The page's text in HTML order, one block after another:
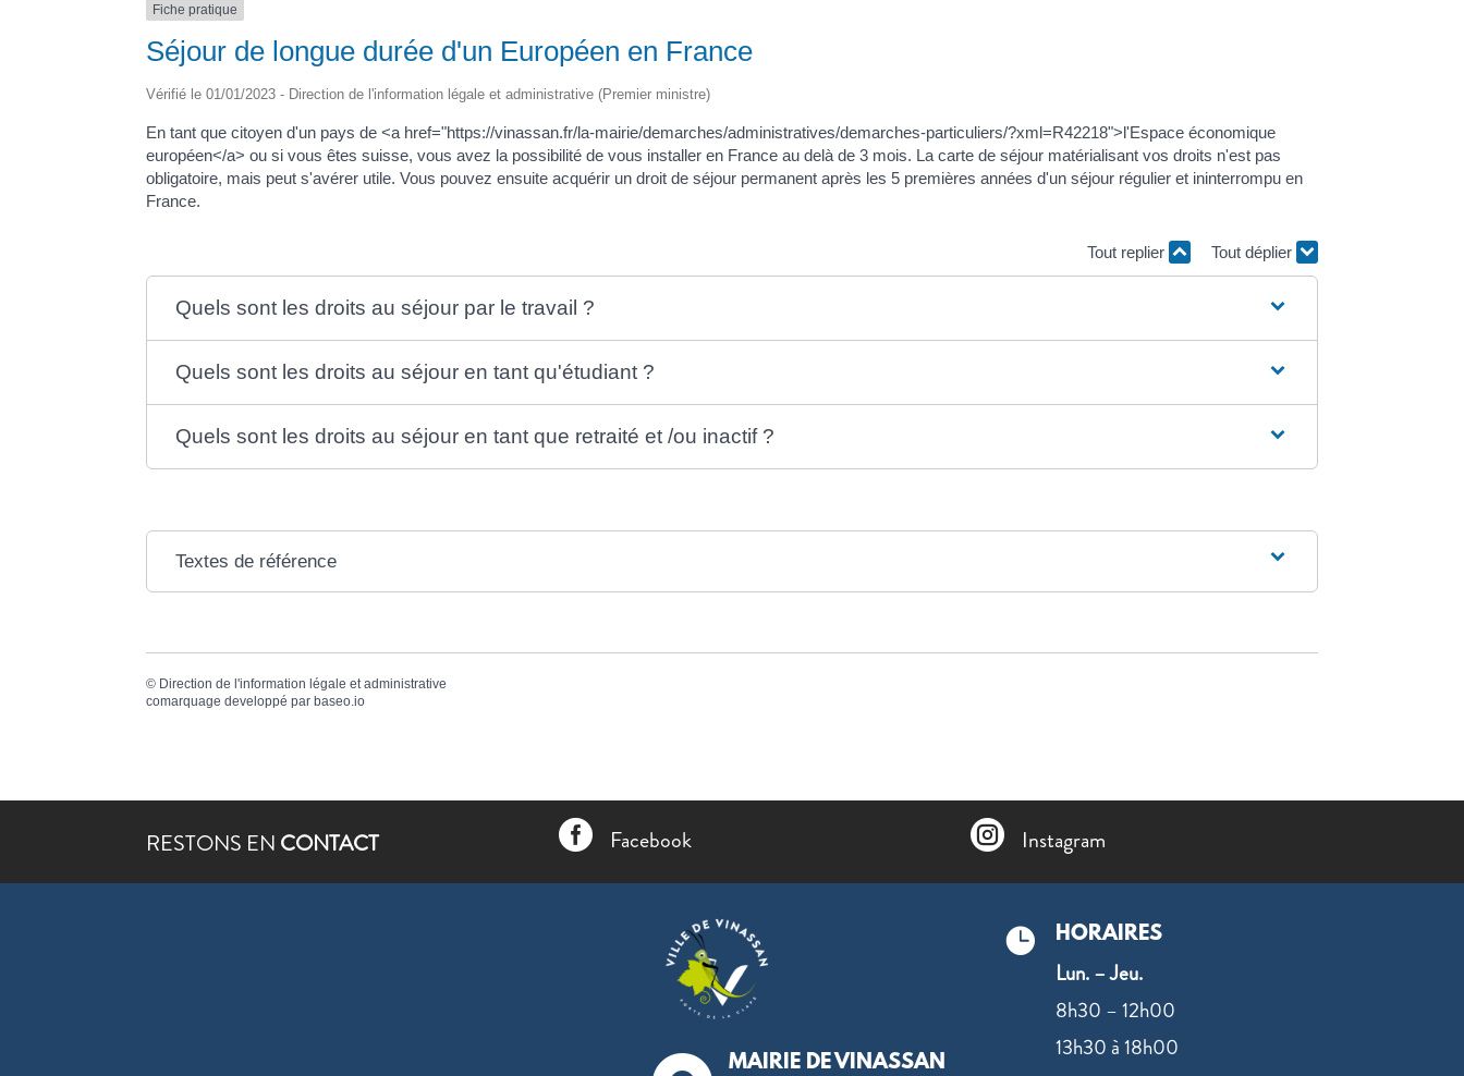
Fiche pratique
Séjour de longue durée d'un Européen en France
Vérifié le 01/01/2023 - Direction de l'information légale et administrative (Premier ministre)
En tant que citoyen d'un pays de <a href="https://vinassan.fr/la-mairie/demarches/administratives/demarches-particuliers/?xml=R42218">l'Espace économique
européen</a> ou si vous êtes suisse, vous avez la possibilité de vous installer en France au delà de 3 mois. La carte de séjour matérialisant vos droits n'est pas
obligatoire, mais peut s'avérer utile. Vous pouvez ensuite acquérir un droit de séjour permanent après les 5 premières années d'un séjour régulier et ininterrompu en
France.
Tout replier Tout déplier
Quels sont les droits au séjour par le travail ?
Quels sont les droits au séjour en tant qu'étudiant ?
Quels sont les droits au séjour en tant que retraité et /ou inactif ?
Textes de référence
© Direction de l'information légale et administrative
comarquage developpé parbaseo.io
RESTONS EN CONTACT  Facebook  Instagram
MAIRIE DE VINASSAN
 HORAIRES
Lun. – Jeu.
8h30 – 12h00
13h30 à 18h00